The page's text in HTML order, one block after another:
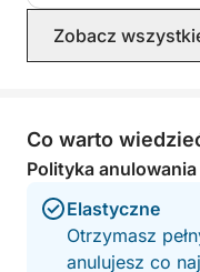
Zobacz
Co warto
Polityka anulowania
Elastyczne
Otrzymasz
anulujesz co